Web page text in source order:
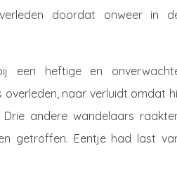
doordat onweer in
een heftige en
overleden, naar verluidt omdat
andere wandelaars
getroffen. Eentje had last